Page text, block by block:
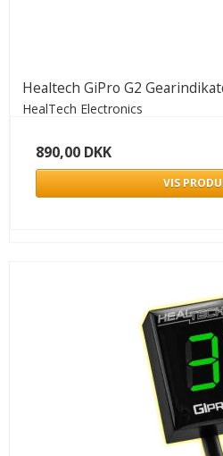
Healtech GiPro G2
HealTech Electronics
890,00 DKK
VIS